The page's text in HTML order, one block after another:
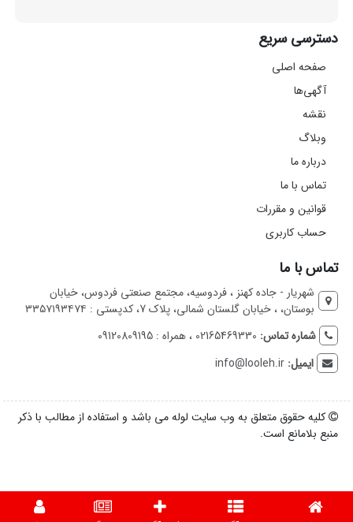
دسترسی سریع
صفحه اصلی
آگهی‌ها
نقشه
وبلاگ
درباره ما
تماس با ما
قوانین و مقررات
حساب کاربری
تماس با ما
شهریار - جاده کهنز ، فردوسیه، مجتمع صنعتی فردوس، خیابان
بوستان، ، خیابان گلستان شمالی، پلاک 7، کدپستی : ۳۳۵۷۱۹۳۴۷۴
شماره تماس: 02165469330 ، همراه : 09120809195
ایمیل:info@looleh.ir
کلیه حقوق متعلق به وب سایت لوله می باشد و استفاده از مطالب با ذکر
منبع بلامانع است.